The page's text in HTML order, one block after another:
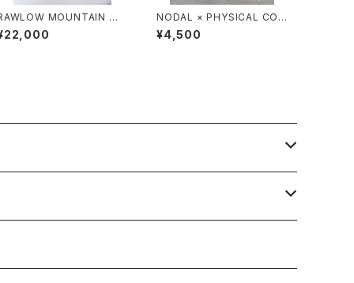
MOUNTAIN WO
/ HIKER GURKHA PA
NODAL × PHYSICAL CON
TMPRY.
¥4,500